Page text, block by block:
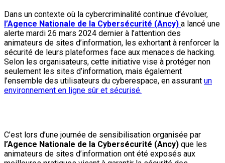
Dans un contexte où la cybercriminalité continue d’évoluer,
l’Agence Nationale de la Cybersécurité (Ancy) a lancé une
alerte mardi 26 mars 2024 dernier à l’attention des
animateurs de sites d’information, les exhortant à renforcer la
sécurité de leurs plateformes face aux menaces de hacking.
Selon les organisateurs, cette initiative vise à protéger non
seulement les sites d’information, mais également
l’ensemble des utilisateurs du cyberespace, en assurant un
environnement en ligne sûr et sécurisé.
C’est lors d’une journée de sensibilisation organisée par
l’Agence Nationale de la Cybersécurité (Ancy) que les
animateurs de sites d’information ont été exposés aux